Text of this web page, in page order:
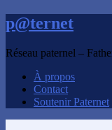
p@ternet
Réseau paternel –
À propos
Contact
Soutenir Paternet